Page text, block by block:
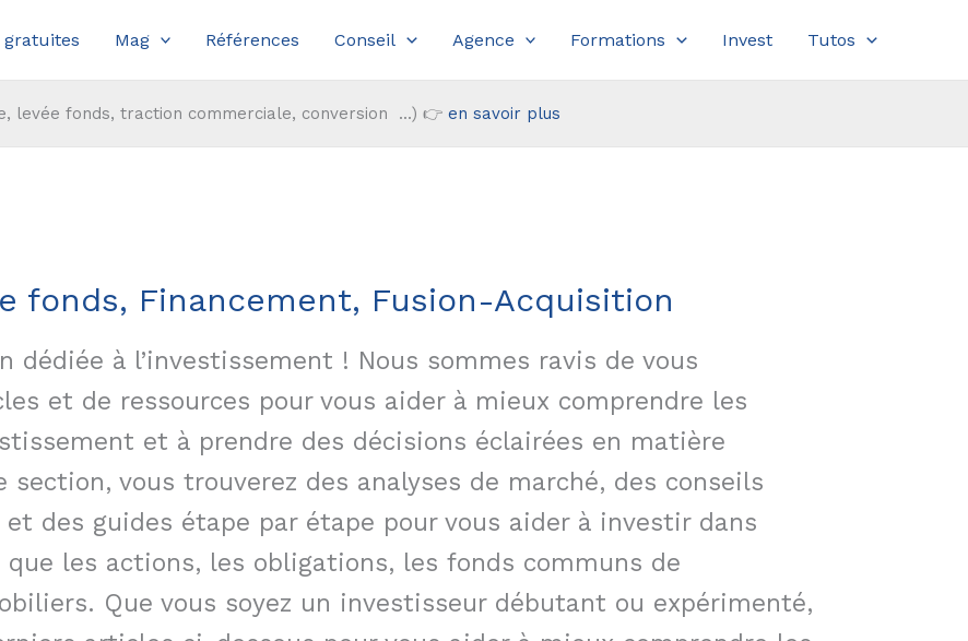
gratuites Mag Références Conseil Agence Formations Invest Tutos
levée fonds, traction commerciale, conversion ...) 👉 en savoir plus
fonds, Financement, Fusion-Acquisition
dédiée à l’investissement ! Nous sommes ravis de vous
et de ressources pour vous aider à mieux comprendre les
et à prendre des décisions éclairées en matière
section, vous trouverez des analyses de marché, des conseils
et des guides étape par étape pour vous aider à investir dans
les actions, les obligations, les fonds communs de
Que vous soyez un investisseur débutant ou expérimenté,